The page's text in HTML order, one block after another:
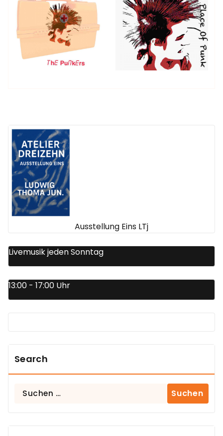
Ausstellung Eins LTj
Livemusik jeden Sonntag
13:00 - 17:00 Uhr
Search
Suchen